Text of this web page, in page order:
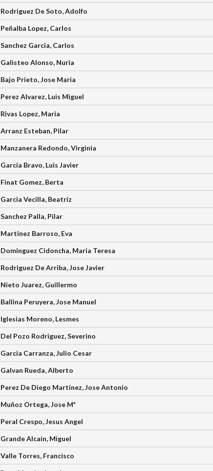
Rodriguez De Soto, Adolfo
Peñalba Lopez, Carlos
Sanchez Garcia, Carlos
Galisteo Alonso, Nuria
Bajo Prieto, Jose Maria
Perez Alvarez, Luis Miguel
Rivas Lopez, Maria
Arranz Esteban, Pilar
Manzanera Redondo, Virginia
Garcia Bravo, Luis Javier
Finat Gomez, Berta
Garcia Vecilla, Beatriz
Sanchez Palla, Pilar
Martinez Barroso, Eva
Dominguez Cidoncha, Maria Teresa
Rodriguez De Arriba, Jose Javier
Nieto Juarez, Guillermo
Ballina Peruyera, Jose Manuel
Iglesias Moreno, Lesmes
Del Pozo Rodriguez, Severino
Garcia Carranza, Julio Cesar
Galvan Rueda, Alberto
Perez De Diego Martinez, Jose Antonio
Muñoz Ortega, Jose Mª
Peral Crespo, Jesus Angel
Grande Alcain, Miguel
Valle Torres, Francisco